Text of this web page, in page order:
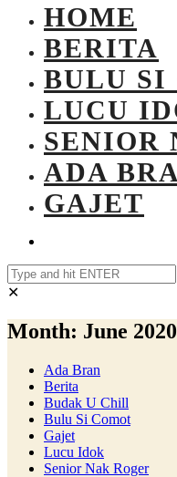
HOME
BERITA
BULU SI
LUCU
SENIOR
ADA
GAJET
✕
Month: June 2020
Ada Bran
Berita
Budak U Chill
Bulu Si Comot
Gajet
Lucu Idok
Senior Nak Roger